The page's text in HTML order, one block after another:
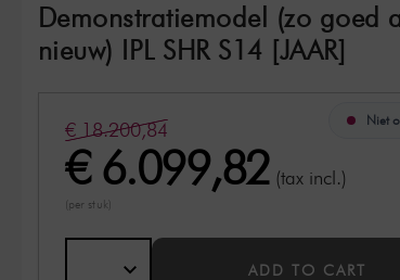
Demonstratiemodel (zo goed
nieuw) IPL SHR S14 [JAAR]
€ 18.200,84
€ 6.099,82 (tax incl.)
(per stuk)
Niet
ADD TO CART